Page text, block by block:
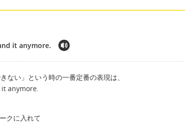
it anymore.
ない」という時の一番定番の表現は、
anymore.
クに入れて